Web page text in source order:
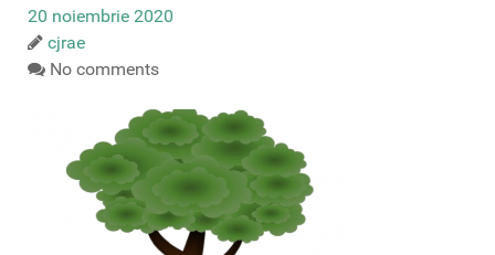
20 noiembrie 2020
cjrae
No comments